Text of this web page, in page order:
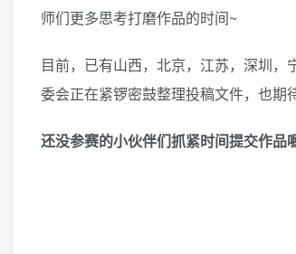
师们更多思考打磨作品的时间~
目前，已有山西，北京，江苏，深圳
委会正在紧锣密鼓整理投稿文件，也期
还没参赛的小伙伴们抓紧时间提交作品